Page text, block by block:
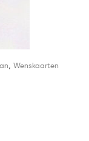
Wenskaarten